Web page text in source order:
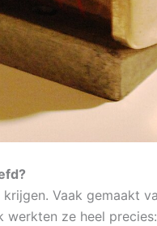
Vaak gemaakt
werkten ze heel